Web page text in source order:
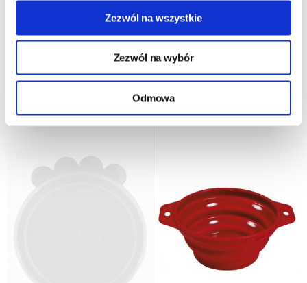
Zezwól na wszystkie
Zezwól na wybór
Odmowa
4,45 zł/szt
DO KOSZYKA